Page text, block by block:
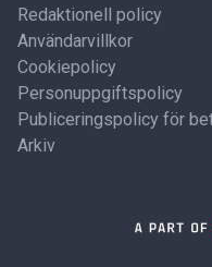
Redaktionell policy
Användarvillkor
Cookiepolicy
Personuppgiftspolicy
Publiceringspolicy för
Arkiv